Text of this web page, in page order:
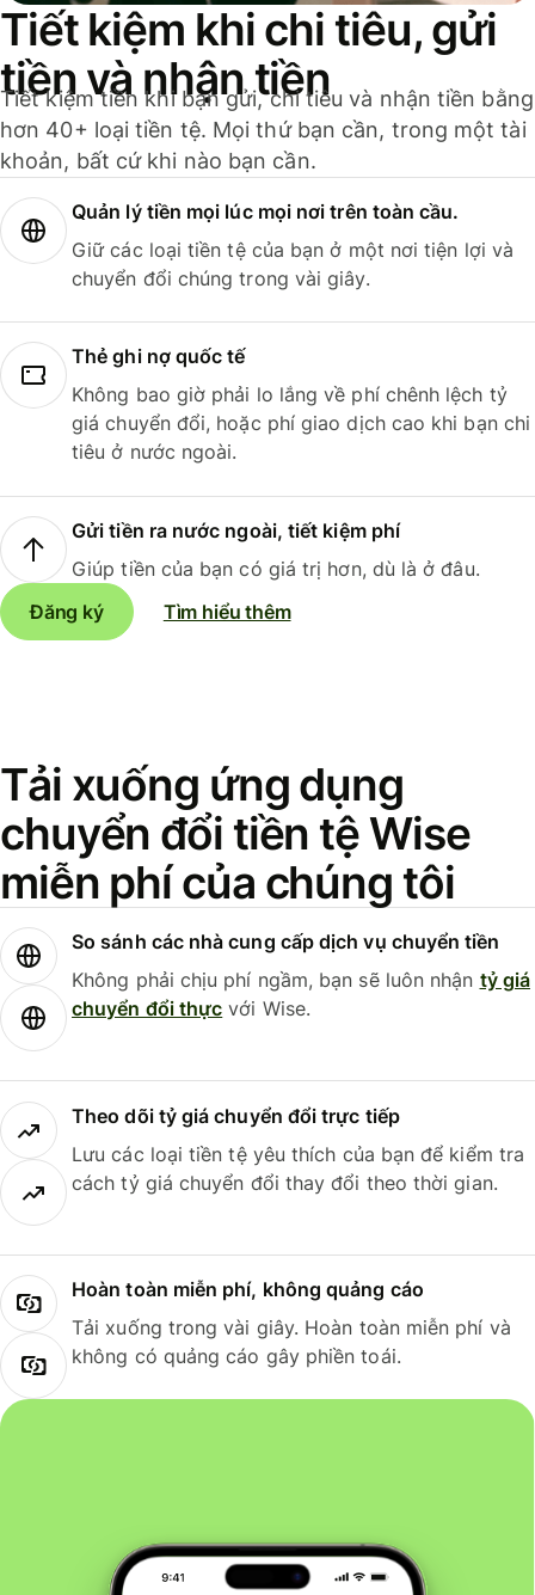
Tiết kiệm khi chi tiêu, gửi
tiền và nhận tiền
Tiết kiệm tiền khi bạn gửi, chi tiêu và nhận tiền bằng
hơn 40+ loại tiền tệ. Mọi thứ bạn cần, trong một tài
khoản, bất cứ khi nào bạn cần.
Quản lý tiền mọi lúc mọi nơi trên toàn cầu.
Giữ các loại tiền tệ của bạn ở một nơi tiện lợi và
chuyển đổi chúng trong vài giây.
Thẻ ghi nợ quốc tế
Không bao giờ phải lo lắng về phí chênh lệch tỷ
giá chuyển đổi, hoặc phí giao dịch cao khi bạn chi
tiêu ở nước ngoài.
Gửi tiền ra nước ngoài, tiết kiệm phí
Giúp tiền của bạn có giá trị hơn, dù là ở đâu.
Đăng ký
Tìm hiểu thêm
Tải xuống ứng dụng
chuyển đổi tiền tệ Wise
miễn phí của chúng tôi
So sánh các nhà cung cấp dịch vụ chuyển tiền
Không phải chịu phí ngầm, bạn sẽ luôn nhận tỷ giá
chuyển đổi thực với Wise.
Theo dõi tỷ giá chuyển đổi trực tiếp
Lưu các loại tiền tệ yêu thích của bạn để kiểm tra
cách tỷ giá chuyển đổi thay đổi theo thời gian.
Hoàn toàn miễn phí, không quảng cáo
Tải xuống trong vài giây. Hoàn toàn miễn phí và
không có quảng cáo gây phiền toái.